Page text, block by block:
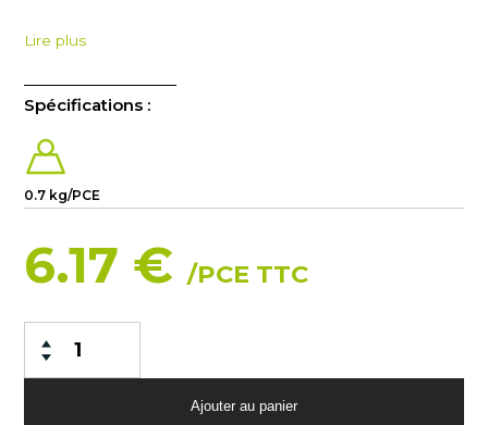
Lire plus
Spécifications :
0.7 kg/PCE
6.17 €/PCE TTC